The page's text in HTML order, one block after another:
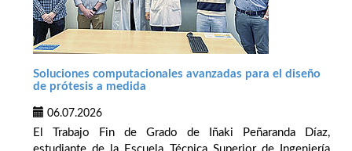
Soluciones computacionales avanzadas para el diseño
de prótesis a medida
06.07.2026
El Trabajo Fin de Grado de Iñaki Peñaranda Díaz,